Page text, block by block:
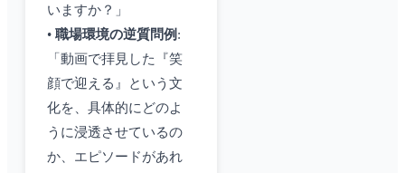
いますか？」
• 職場環境の逆質問例 :
「動画で拝見した『笑
顔で迎える』という文
化を、具体的にどのよ
うに浸透させているの
か、エピソードがあれ